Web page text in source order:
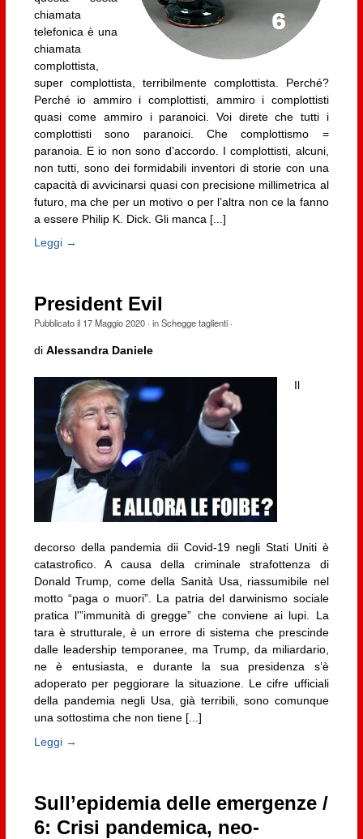
chiamata
telefonica è una
chiamata
complottista,
super complottista, terribilmente complottista. Perché?
Perché io ammiro i complottisti, ammiro i complottisti
quasi come ammiro i paranoici. Voi direte che tutti i
complottisti sono paranoici. Che complottismo =
paranoia. E io non sono d’accordo. I complottisti, alcuni,
non tutti, sono dei formidabili inventori di storie con una
capacità di avvicinarsi quasi con precisione millimetrica al
futuro, ma che per un motivo o per l’altra non ce la fanno
a essere Philip K. Dick. Gli manca [...]
Leggi →
President Evil
Pubblicato il 17 Maggio 2020· inSchegge taglienti·
di Alessandra Daniele
Il
decorso della pandemia dii Covid-19 negli Stati Uniti è
catastrofico. A causa della criminale strafottenza di
Donald Trump, come della Sanità Usa, riassumibile nel
motto “paga o muori”. La patria del darwinismo sociale
pratica l'”immunità di gregge” che conviene ai lupi. La
tara è strutturale, è un errore di sistema che prescinde
dalle leadership temporanee, ma Trump, da miliardario,
ne è entusiasta, e durante la sua presidenza s’è
adoperato per peggiorare la situazione. Le cifre ufficiali
della pandemia negli Usa, già terribili, sono comunque
una sottostima che non tiene [...]
Leggi →
Sull’epidemia delle emergenze /
6: Crisi pandemica, neo-